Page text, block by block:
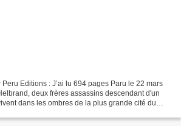
Peru Editions : J’ai lu 694 pages Paru le 22 mars
deux frères assassins descendant d'un
dans les ombres de la plus grande cité du